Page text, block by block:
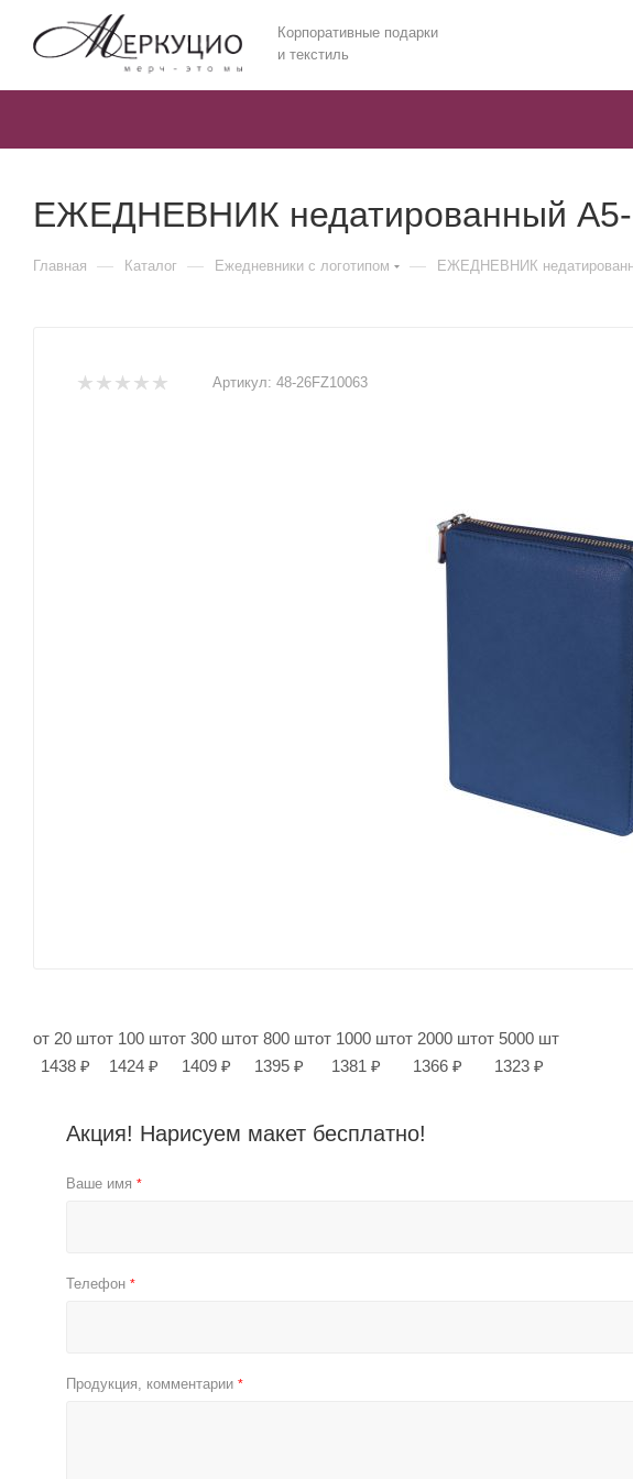
Корпоративные подарки
и текстиль
ЕЖЕДНЕВНИК недатированный
Главная — Каталог — Ежедневники c логотипом — ЕЖЕДНЕВНИК
Артикул: 48-26FZ10063
от 20 шт
1438 ₽
от 100 шт
1424 ₽
от 300 шт
1409 ₽
от 800 шт
1395 ₽
от 1000 шт
1381 ₽
от 2000 шт
1366 ₽
от 5000 шт
1323 ₽
Акция! Нарисуем макет бесплатно!
Ваше имя *
Телефон *
Продукция, комментарии *